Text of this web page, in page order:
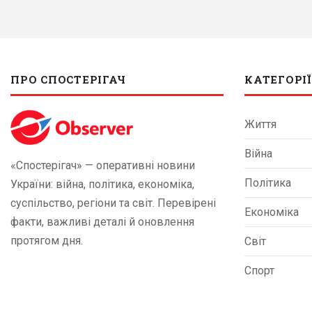
ПРО СПОСТЕРІГАЧ
«Спостерігач» — оперативні новини
України: війна, політика, економіка,
суспільство, регіони та світ. Перевірені
факти, важливі деталі й оновлення
протягом дня.
КАТЕГОРІЇ
Життя
Війна
Політика
Економіка
Світ
Спорт